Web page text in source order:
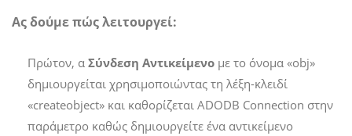
Ας δούμε πώς λειτουργεί:
Πρώτον, α Σύνδεση Αντικείμενο με το όνομα «obj»
δημιουργείται χρησιμοποιώντας τη λέξη-κλειδί
«createobject» και καθορίζεται ADODB Connection στην
παράμετρο καθώς δημιουργείτε ένα αντικείμενο